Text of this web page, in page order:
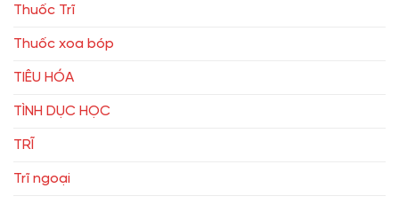
Thuốc Trĩ
Thuốc xoa bóp
TIÊU HÓA
TÌNH DỤC HỌC
TRĨ
Trĩ ngoại